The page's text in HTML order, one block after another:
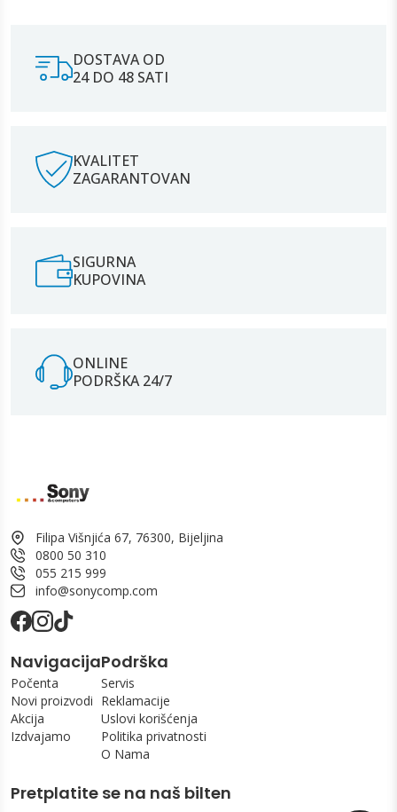
DOSTAVA OD
24 DO 48 SATI
KVALITET
ZAGARANTOVAN
SIGURNA
KUPOVINA
ONLINE
PODRŠKA 24/7
Filipa Višnjića 67, 76300, Bijeljina
0800 50 310
055 215 999
info@sonycomp.com
Navigacija
Počenta
Novi proizvodi
Akcija
Izdvajamo
Podrška
Servis
Reklamacije
Uslovi korišćenja
Politika privatnosti
O Nama
Pretplatite se na naš bilten